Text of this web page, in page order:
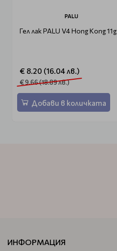
PALU
Гел лак PALU V4 Hong Kong 11g
€ 8.20 (16.04 лв.)
€ 9.66 (18.89 лв.)
Добави в количката
ИНФОРМАЦИЯ